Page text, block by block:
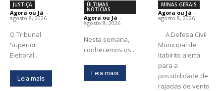
JUSTIÇA
Agora ou Já -
agosto 8, 2026
O Tribunal
Superior
Eleitoral...
Leia mais
ÚLTIMAS
NOTÍCIAS
Agora ou Já -
agosto 8, 2026
Nesta semana,
conhecemos os...
Leia mais
MINAS GERAIS
Agora ou Já -
agosto 8, 2026
Municipal de
Itabirito alerta
para a
possibilidade de
rajadas de vento